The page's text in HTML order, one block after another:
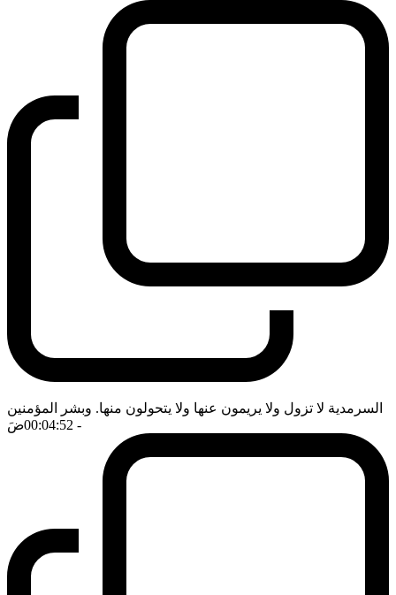
السرمدية لا تزول ولا يريمون عنها ولا يتحولون منها. وبشر المؤمنين
- 00:04:52
ضَ